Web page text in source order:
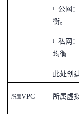
l
公网
衡。
l
私网
均衡
此处创
所属VPC 所属虚